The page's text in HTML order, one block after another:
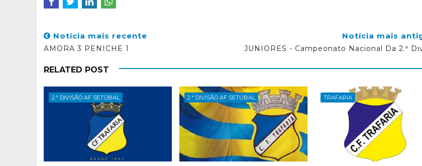
Notícia mais recente
AMORA 3 PENICHE 1
Notícia mais
JUNIORES - Campeonato Nacional Da 2.ª
RELATED POST
2.ª DIVISÃO AF SETÚBAL 2.ª DIVISÃO AF SETÚBAL TRAFARIA